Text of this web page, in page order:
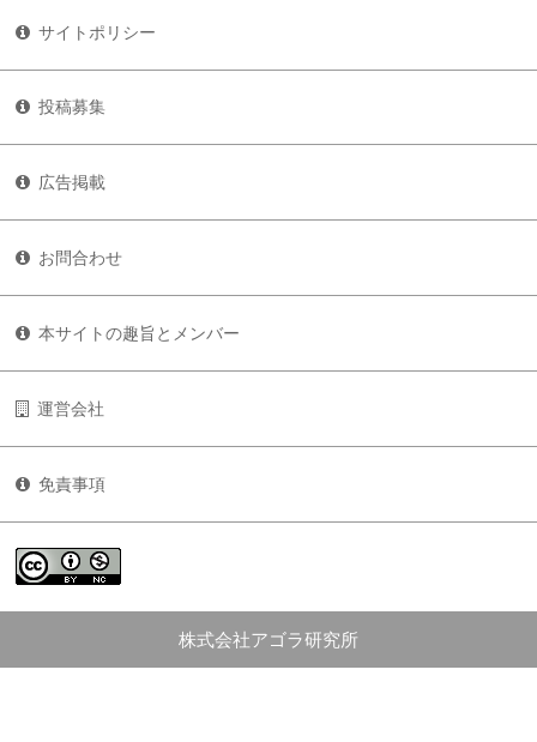
サイトポリシー
投稿募集
広告掲載
お問合わせ
本サイトの趣旨とメンバー
運営会社
免責事項
株式会社アゴラ研究所